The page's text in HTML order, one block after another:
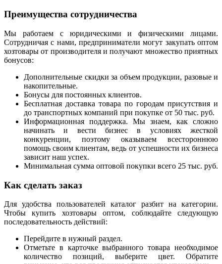
Преимущества сотрудничества
Мы работаем с юридическими и физическими лицами.
Сотрудничая с нами, предприниматели могут закупать оптом
хозтовары от производителя и получают множество приятных
бонусов:
Дополнительные скидки за объем продукции, разовые и
накопительные.
Бонусы для постоянных клиентов.
Бесплатная доставка товара по городам присутствия и
до транспортных компаний при покупке от 50 тыс. руб.
Информационная поддержка. Мы знаем, как сложно
начинать и вести бизнес в условиях жесткой
конкуренции, поэтому оказываем всестороннюю
помощь своим клиентам, ведь от успешности их бизнеса
зависит наш успех.
Минимальная сумма оптовой покупки всего 25 тыс. руб.
Как сделать заказ
Для удобства пользователей каталог разбит на категории.
Чтобы купить хозтовары оптом, соблюдайте следующую
последовательность действий:
Перейдите в нужный раздел.
Отметьте в карточке выбранного товара необходимое
количество позиций, выберите цвет. Обратите